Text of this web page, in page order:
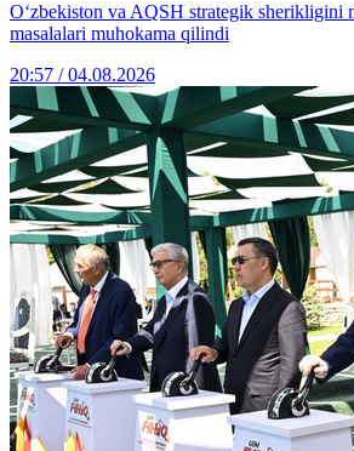
O‘zbekiston va AQSH strategik sherikligini
masalalari muhokama qilindi
20:57 / 04.08.2026